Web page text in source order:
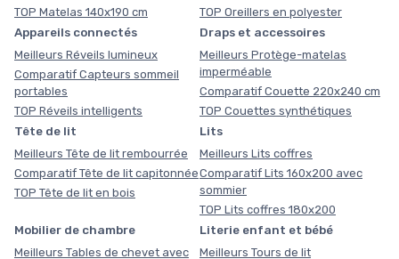
TOP Matelas 140x190 cm
TOP Oreillers en polyester
Appareils connectés
Meilleurs Réveils lumineux
Comparatif Capteurs sommeil
portables
TOP Réveils intelligents
Draps et accessoires
Meilleurs Protège-matelas
imperméable
Comparatif Couette 220x240 cm
TOP Couettes synthétiques
Tête de lit
Meilleurs Tête de lit rembourrée
Comparatif Tête de lit capitonnée
TOP Tête de lit en bois
Lits
Meilleurs Lits coffres
Comparatif Lits 160x200 avec
sommier
TOP Lits coffres 180x200
Mobilier de chambre
Meilleurs Tables de chevet avec
Literie enfant et bébé
Meilleurs Tours de lit